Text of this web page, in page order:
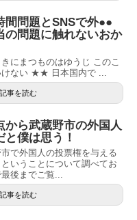
間問題とSNSで外●●
の問題に触れないおか
にまつものはゆうじ このこ
けない ★★ 日本国内で ...
記事を読む
から武蔵野市の外国人
僕は思う！
で外国人の投票権を与える
いうことについて調べてお
後までご覧...
記事を読む